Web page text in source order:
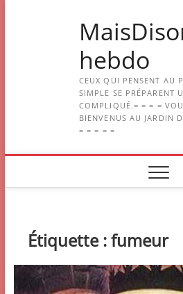
hebdo
CEUX QUI PENSENT AU
SIMPLE SE PRÉPARENT
COMPLIQUÉ.= = = =
BIENVENUS AU JARDIN
= = = = =
Étiquette :fumeur